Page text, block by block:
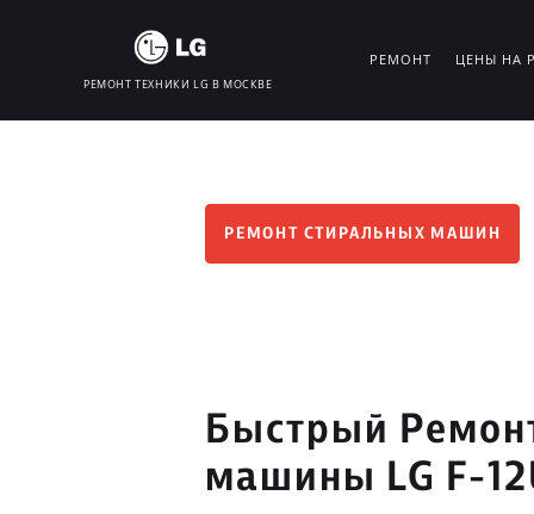
РЕМОНТ ТЕХНИКИ LG В МОСКВЕ
РЕМОНТ ЦЕНЫ НА
РЕМОНТ СТИРАЛЬНЫХ МАШИН
Быстрый
машины LG F-